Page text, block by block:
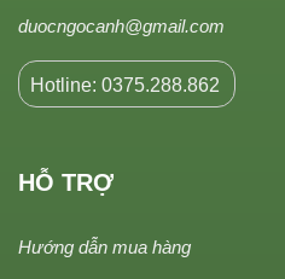
duocngocanh@gmail.com
Hotline: 0375.288.862
HỖ TRỢ
Hướng dẫn mua hàng